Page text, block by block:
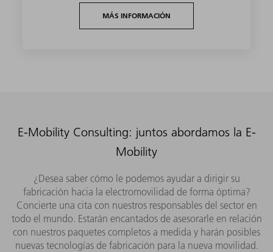
MÁS INFORMACIÓN
E-Mobility Consulting: juntos abordamos la E-
Mobility
¿Desea saber cómo le podemos ayudar a dirigir su
fabricación hacia la electromovilidad de forma óptima?
Concierte una cita con nuestros responsables del sector en
todo el mundo. Estarán encantados de asesorarle en relación
con nuestros paquetes completos a medida y harán posibles
nuevas tecnologías de fabricación para la nueva movilidad.